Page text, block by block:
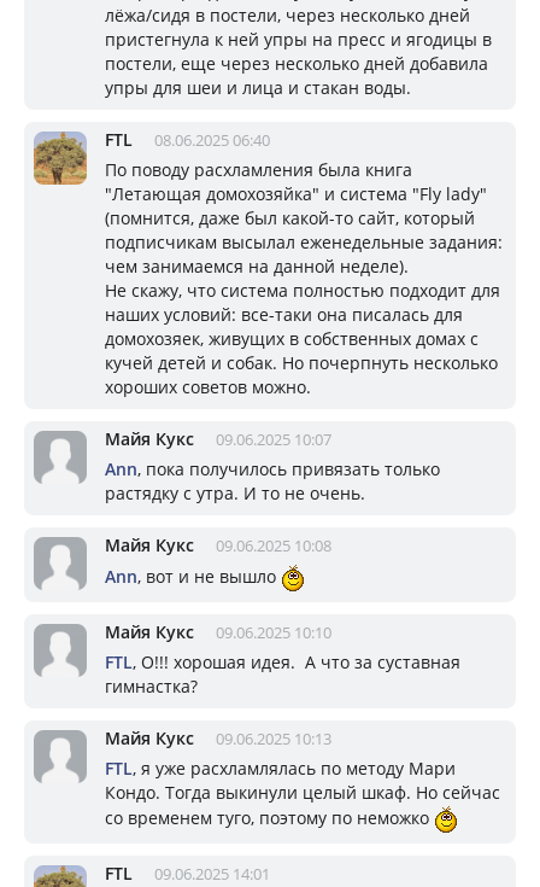
лёжа/сидя в постели, через несколько дней
пристегнула к ней упры на пресс и ягодицы в
постели, еще через несколько дней добавила
упры для шеи и лица и стакан воды.
FTL 08.06.2025 06:40
По поводу расхламления была книга
"Летающая домохозяйка" и система "Fly lady"
(помнится, даже был какой-то сайт, который
подписчикам высылал еженедельные задания:
чем занимаемся на данной неделе).
Не скажу, что система полностью подходит для
наших условий: все-таки она писалась для
домохозяек, живущих в собственных домах с
кучей детей и собак. Но почерпнуть несколько
хороших советов можно.
Майя Кукс 09.06.2025 10:07
Ann, пока получилось привязать только
растядку с утра. И то не очень.
Майя Кукс 09.06.2025 10:08
Ann, вот и не вышло
Майя Кукс 09.06.2025 10:10
FTL, О!!! хорошая идея. А что за суставная
гимнастка?
Майя Кукс 09.06.2025 10:13
FTL, я уже расхламлялась по методу Мари
Кондо. Тогда выкинули целый шкаф. Но сейчас
со временем туго, поэтому по неможко
FTL 09.06.2025 14:01